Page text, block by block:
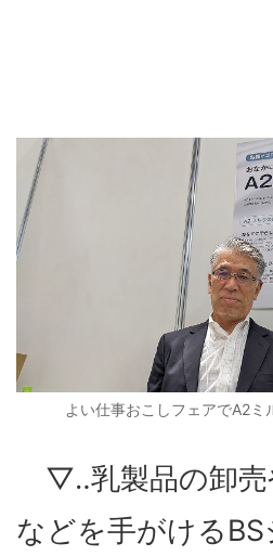
よい仕事おこしフェアでA2ミ
▽‥乳製品の卸売
などを手がける